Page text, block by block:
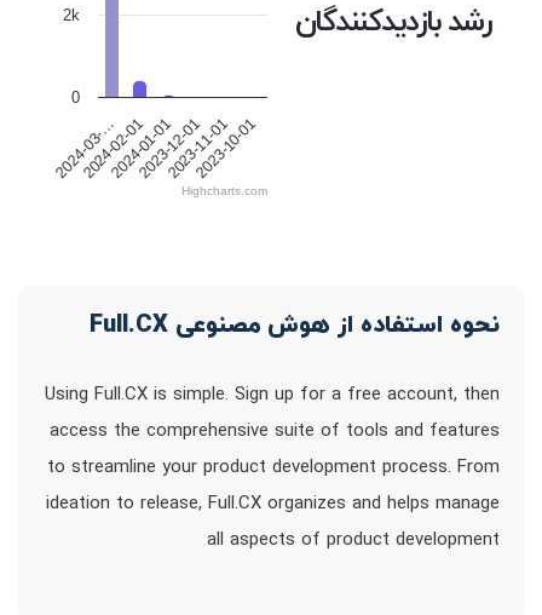
رشد بازدیدکنندگان
2024-03-…
2024-02-01
2024-01-01
2023-12-01
2023-11-01
2023-10-01
0
2k
Highcharts.com
نحوه استفاده از هوش مصنوعی Full.CX
Using Full.CX is simple. Sign up for a free account, then
access the comprehensive suite of tools and features
to streamline your product development process. From
ideation to release, Full.CX organizes and helps manage
all aspects of product development